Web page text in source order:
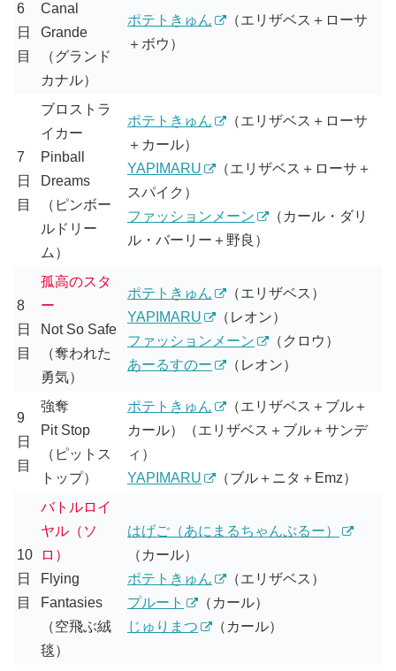
6
日
目
Canal
Grande
（グランド
カナル）
ポテトきゅん
（エリザベス＋ローサ
＋ボウ）
7
日
目
ブロストラ
イカー
Pinball
Dreams
（ピンボー
ルドリー
ム）
ポテトきゅん
（エリザベス＋ローサ
＋カール）
YAPIMARU
（エリザベス＋ローサ＋
スパイク）
ファッションメーン
（カール・ダリ
ル・バーリー＋野良）
8
日
目
孤高のスタ
ー
Not So Safe
（奪われた
勇気）
ポテトきゅん
（エリザベス）
YAPIMARU
（レオン）
ファッションメーン
（クロウ）
あーるすのー
（レオン）
9
日
目
強奪
Pit Stop
（ピットス
トップ）
ポテトきゅん
（エリザベス＋ブル＋
カール）（エリザベス＋ブル＋サンデ
ィ）
YAPIMARU
（ブル＋ニタ＋Emz）
10
日
目
バトルロイ
ヤル（ソ
ロ）
Flying
Fantasies
（空飛ぶ絨
毯）
はげご（あにまるちゃんぷるー）
（カール）
ポテトきゅん
（エリザベス）
プルート
（カール）
じゅりまつ
（カール）